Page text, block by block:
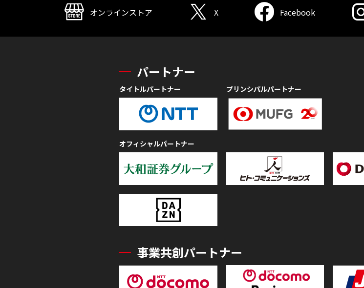
オンラインストア X Facebook
パートナー
タイトルパートナー プリンシパルパートナー
オフィシャルパートナー
事業共創パートナー